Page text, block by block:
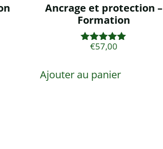
Ancrage et protection –
Formation
Note
€57,00
Ajouter au panier